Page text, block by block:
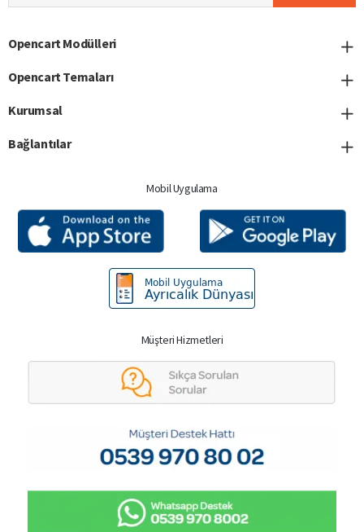
adresinizi
Opencart Modülleri
Opencart Temaları
Kurumsal
Bağlantılar
Mobil Uygulama
Müşteri Hizmetleri